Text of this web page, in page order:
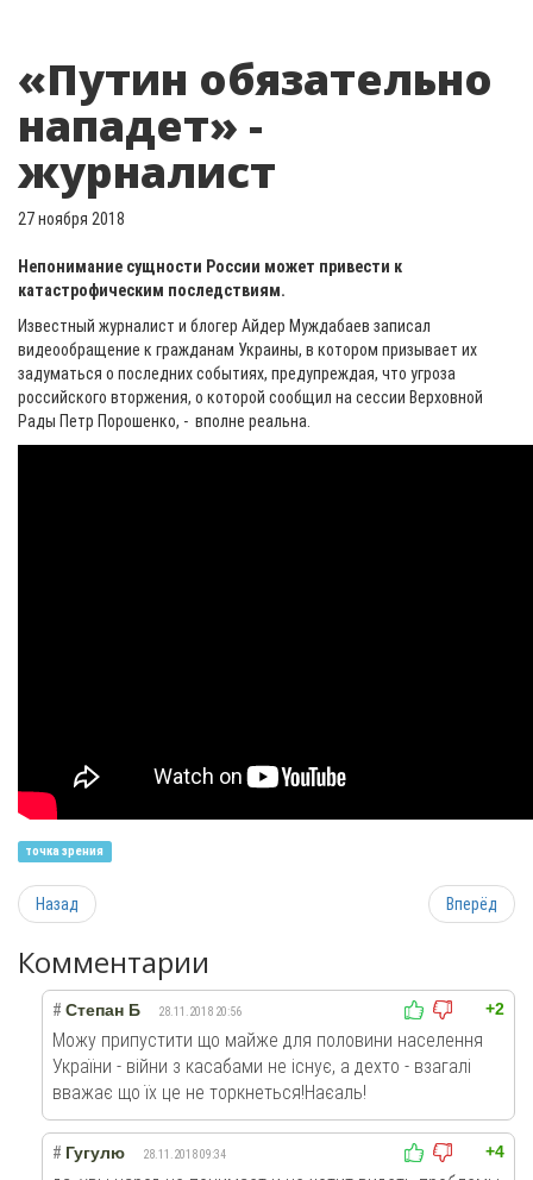
«Путин обязательно
нападет» -
журналист
27 ноября 2018
Непонимание сущности России может привести к
катастрофическим последствиям.
Известный журналист и блогер Айдер Муждабаев записал
видеообращение к гражданам Украины, в котором призывает их
задуматься о последних событиях, предупреждая, что угроза
российского вторжения, о которой сообщил на сессии Верховной
Рады Петр Порошенко, - вполне реальна.
точка зрения
Назад Вперёд
Комментарии
+2
# Степан Б 28.11.2018 20:56
Можу припустити що майже для половини населення
України - війни з касабами не існує, а дехто - взагалі
вважає що їх це не торкнеться!Наєаль!
+4
# Гугулю 28.11.2018 09:34